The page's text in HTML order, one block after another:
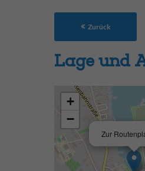
Zurück
Lage und
Zur
+
−